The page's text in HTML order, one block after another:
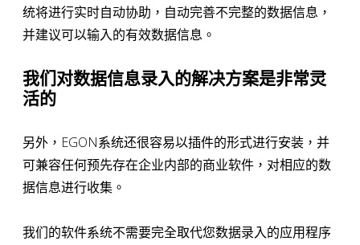
统将进行实时自动协助，自动完善不完整的数据信息，
并建议可以输入的有效数据信息。
我们对数据信息录入的解决方案是非常灵
活的
另外，EGON系统还很容易以插件的形式进行安装，并
可兼容任何预先存在企业内部的商业软件，对相应的数
据信息进行收集。
我们的软件系统不需要完全取代您数据录入的应用程序